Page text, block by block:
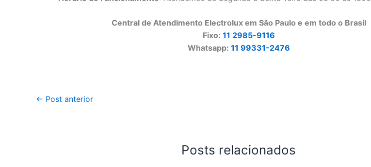
Central de Atendimento Electrolux em São Paulo e em todo o Brasil
Fixo: 11 2985-9116
Whatsapp: 11 99331-2476
← Post anterior
Posts relacionados